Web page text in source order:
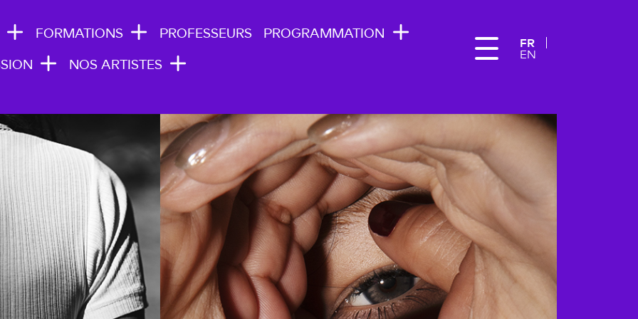
NAVIGATION
FORMATIONS PROFESSEURS
PROGRAMMATION
NOS ARTISTES
FR
EN